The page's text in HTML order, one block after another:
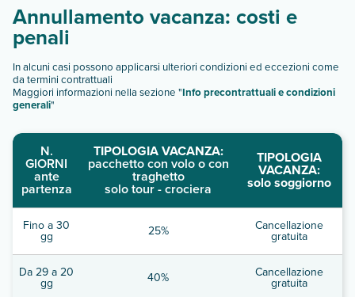
Annullamento vacanza: costi e
penali
In alcuni casi possono applicarsi ulteriori condizioni ed eccezioni come
da termini contrattuali
Maggiori informazioni nella sezione "Info precontrattuali e condizioni
generali"
N.
GIORNI
ante
partenza
TIPOLOGIA VACANZA:
pacchetto con volo o con
traghetto
solo tour - crociera
TIPOLOGIA
VACANZA:
solo soggiorno
Fino a 30
gg 25% Cancellazione
gratuita
Da 29 a 20
gg 40% Cancellazione
gratuita